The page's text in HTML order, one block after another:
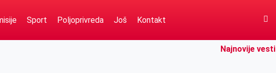
Sport Poljoprivreda Još Kontakt
Najnovije vesti